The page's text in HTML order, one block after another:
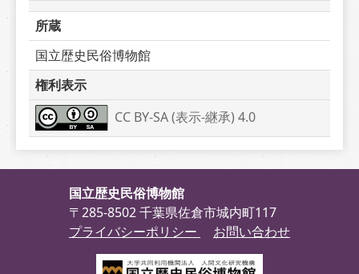
所蔵
国立歴史民俗博物館
権利表示
CC BY-SA (表示-継承) 4.0
国立歴史民俗博物館
〒285-8502 千葉県佐倉市城内町117
プライバシーポリシー
お問い合わせ